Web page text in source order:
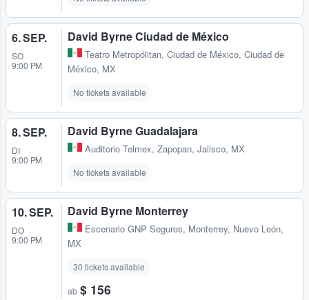
6. SEP.
SO
9:00 PM
David Byrne Ciudad de México
Teatro Metropólitan, Ciudad de México, Ciudad de
México, MX
No tickets available
8. SEP.
DI
9:00 PM
David Byrne Guadalajara
Auditorio Telmex, Zapopan, Jalisco, MX
No tickets available
10. SEP.
DO
9:00 PM
David Byrne Monterrey
Escenario GNP Seguros, Monterrey, Nuevo León,
MX
30 tickets available
ab $ 156